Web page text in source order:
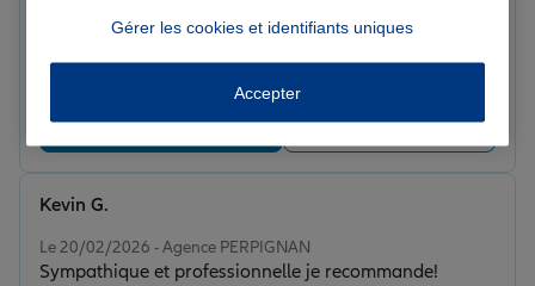
Le 20/02/2026 - Agence PERPIGNAN
Accueil et service très professionnel et très anpathique
Prendre un RDV Voir l'agence
Le 20/02/2026 - Agence PERPIGNAN
Sympathique et professionnelle je recommande!
Kevin G.
Gérer les cookies et identifiants uniques
Accepter